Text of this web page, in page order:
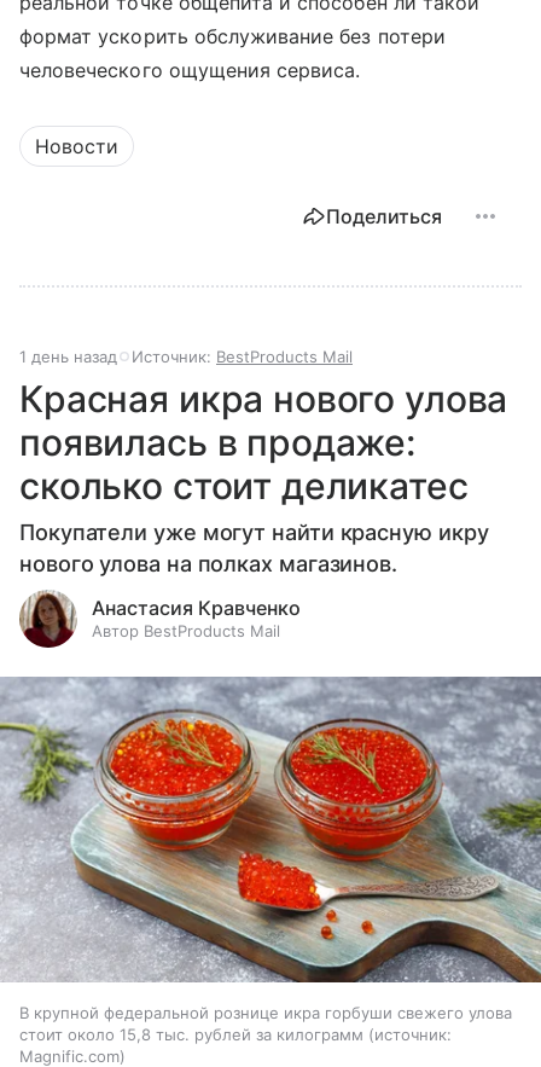
формат ускорить обслуживание без потери
человеческого ощущения сервиса.
Новости
Поделиться
1 день назад Источник: BestProducts Mail
Красная икра нового улова
появилась в продаже:
сколько стоит деликатес
Покупатели уже могут найти красную икру
нового улова на полках магазинов.
Анастасия Кравченко
Автор BestProducts Mail
В крупной федеральной рознице икра горбуши свежего улова
стоит около 15,8 тыс. рублей за килограмм
источник:
Magnific.com